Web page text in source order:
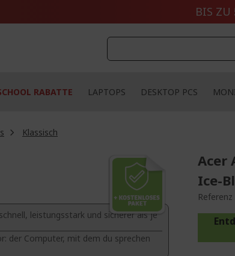
BIS ZU
RABATTE LAPTOPS DESKTOP PCS
Klassisch
leistungsstark und sicherer als je
der Computer, mit dem du sprechen
Acer
Ice-
Referenz